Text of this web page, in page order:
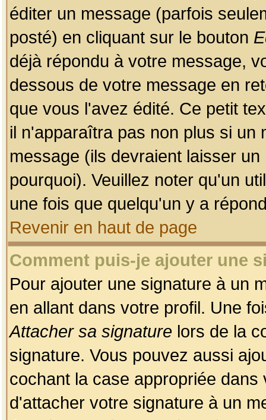
éditer un message (parfois
posté) en cliquant sur le bouton
déjà répondu à votre message,
dessous de votre message en
que vous l'avez édité. Ce petit
il n'apparaîtra pas non plus si un
message (ils devraient laisser
pourquoi). Veuillez noter qu'un
une fois que quelqu'un y a
Revenir en haut de page
Comment puis-je ajouter une
Pour ajouter une signature à un
en allant dans votre profil. Une
Attacher sa signature lors de la
signature. Vous pouvez aussi
cochant la case appropriée
d'attacher votre signature à un